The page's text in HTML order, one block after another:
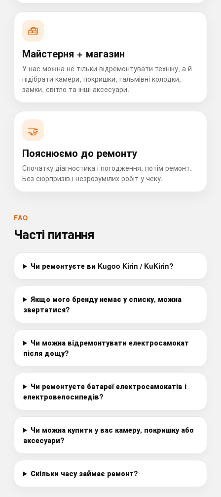
🧰
Майстерня + магазин
У нас можна не тільки відремонтувати техніку, а й
підібрати камери, покришки, гальмівні колодки,
замки, світло та інші аксесуари.
🤝
Пояснюємо до ремонту
Спочатку діагностика і погодження, потім ремонт.
Без сюрпризів і незрозумілих робіт у чеку.
FAQ
Часті питання
Чи ремонтуєте ви Kugoo Kirin / KuKirin?
Якщо мого бренду немає у списку, можна
звертатися?
Чи можна відремонтувати електросамокат
після дощу?
Чи ремонтуєте батареї електросамокатів і
електровелосипедів?
Чи можна купити у вас камеру, покришку або
аксесуари?
Скільки часу займає ремонт?